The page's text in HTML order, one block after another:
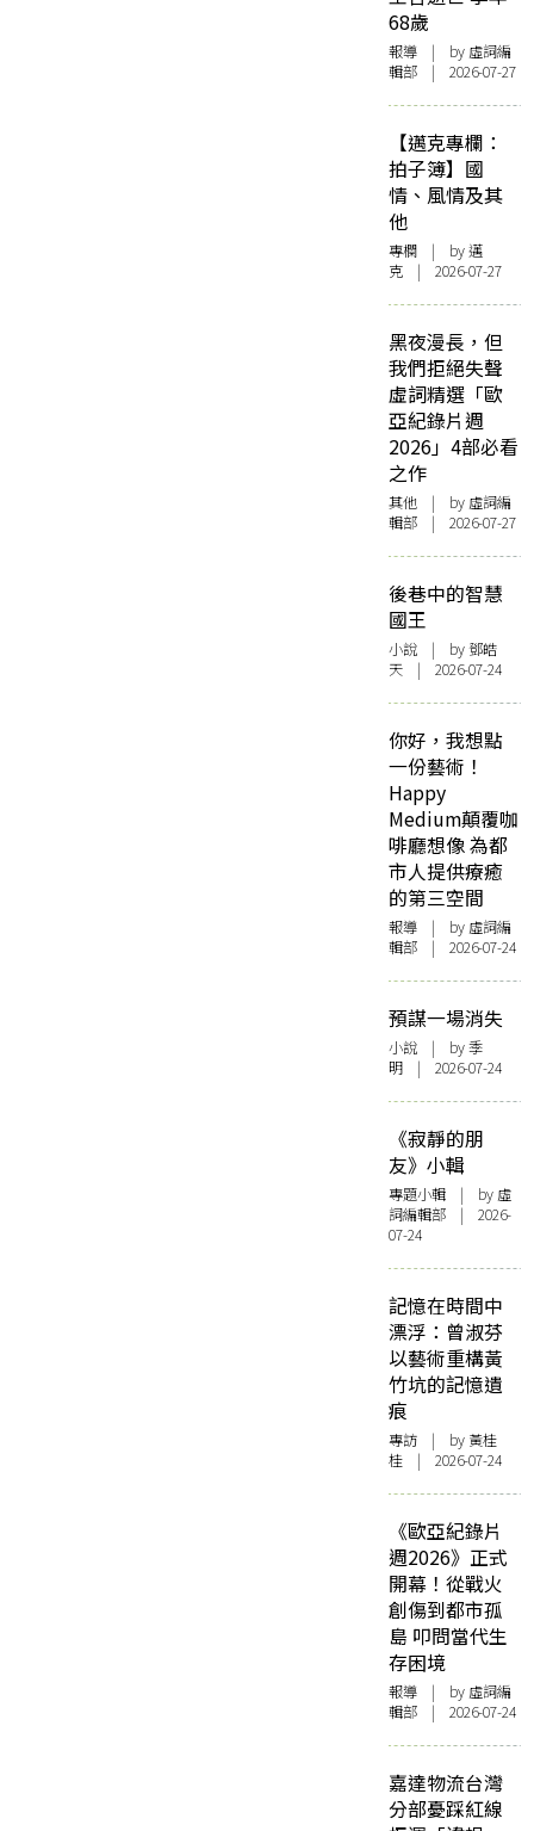
68歲
報導 | by 虛詞編
輯部 | 2026-07-27
【邁克專欄：
拍子簿】國
情、風情及其
他
專欄 | by邁
克 | 2026-07-27
黑夜漫長，但
我們拒絕失聲
虛詞精選「歐
亞紀錄片週
2026」4部必看
之作
其他 | by 虛詞編
輯部 | 2026-07-27
後巷中的智慧
國王
小說 | by 鄧皓
天 | 2026-07-24
你好，我想點
一份藝術！
Happy
Medium顛覆咖
啡廳想像 為都
市人提供療癒
的第三空間
報導 | by 虛詞編
輯部 | 2026-07-24
預謀一場消失
小說 | by 季
明 | 2026-07-24
《寂靜的朋
友》小輯
專題小輯 | by 虛
詞編輯部 | 2026-
07-24
記憶在時間中
漂浮：曾淑芬
以藝術重構黃
竹坑的記憶遺
痕
專訪 | by 黃桂
桂 | 2026-07-24
《歐亞紀錄片
週2026》正式
開幕！從戰火
創傷到都市孤
島 叩問當代生
存困境
報導 | by 虛詞編
輯部 | 2026-07-24
嘉達物流台灣
分部憂踩紅線